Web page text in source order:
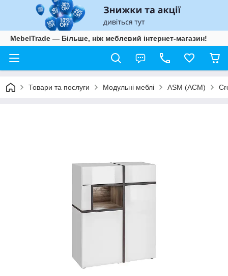
MebelTrade — Більше, ніж меблевий інтернет-магазин!
Товари та послуги Модульні меблі ASM (АСМ)